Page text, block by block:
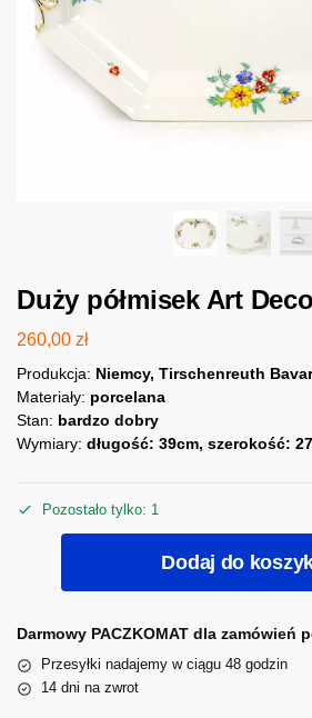
Duży półmisek Art Deco
260,00 zł
Produkcja: Niemcy, Tirschenreuth
Materiały: porcelana
Stan: bardzo dobry
Wymiary: długość: 39cm, szerokość:
Pozostało tylko: 1
Dodaj do
Darmowy PACZKOMAT dla zamówień
Przesyłki nadajemy w ciągu 48 godzin
14 dni na zwrot